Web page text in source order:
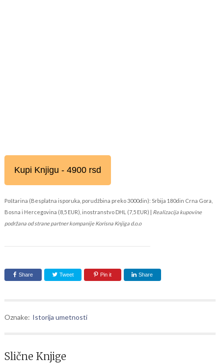
Kupi Knjigu - 4900 rsd
Poštarina (Besplatna isporuka, porudžbina preko 3000din): Srbija 180din Crna Gora,
Bosna i Hercegovina (8,5 EUR), inostranstvo DHL (7,5 EUR) | Realizacija kupovine
podržana od strane partner kompanije Korisna Knjiga d.o.o
Share Tweet Pin it Share
Oznake: Istorija umetnosti
Slične Knjige